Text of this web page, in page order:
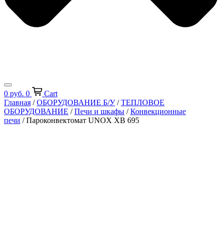
0 руб. 0
Cart
Главная /ОБОРУДОВАНИЕ Б/У/ТЕПЛОВОЕ
ОБОРУДОВАНИЕ /Печи и шкафы /Конвекционные
печи / Пароконвектомат UNOX XB 695